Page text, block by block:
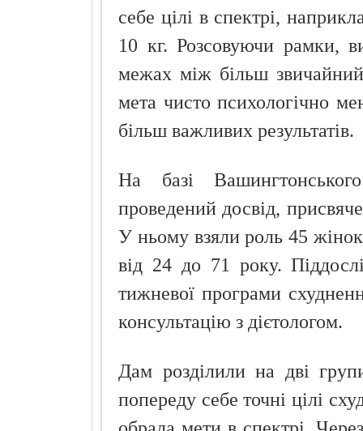
себе цілі в спектрі,
10 кг. Розсовуючи рамки,
межах між більш
мета чисто психологічно
більш важливих результатів.
На базі
проведений досвід,
У ньому взяли роль 45
від 24 до 71 року.
тижневої програми
консультацію з дієтологом.
Дам розділили на дві
попереду себе точні цілі